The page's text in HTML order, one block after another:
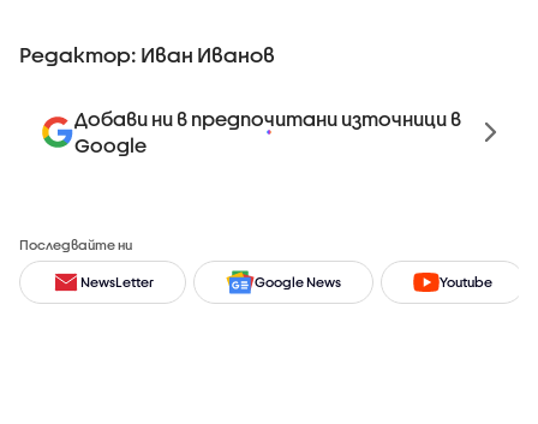
Редактор: Иван Иванов
Добави ни в предпочитани източници в
Google
Последвайте ни
NewsLetter Google News Youtube